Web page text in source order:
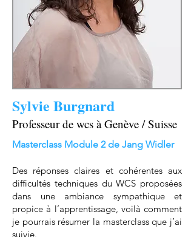
Sylvie Burgnard
Professeur de wcs à Genève / Suisse
Masterclass Module 2 de Jang Widler
Des réponses claires et cohérentes aux
difficultés techniques du WCS proposées
dans une ambiance sympathique et
propice à l’apprentissage, voilà comment
je pourrais résumer la masterclass que j’ai
suivie.